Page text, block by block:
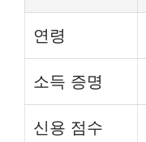
연령
소득 증명
신용 점수